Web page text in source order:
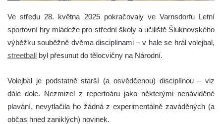
Ve středu 28. května 2025 pokračovaly ve Varnsdorfu Letní
sportovní hry mládeže pro střední školy a učiliště Šluknovského
výběžku souběžně dvěma disciplínami – v hale se hrál volejbal,
streetball byl přesunut do tělocvičny na Národní.
Volejbal je podstatně starší (a osvědčenou) disciplínou – viz
dále dole. Nezmizel z repertoáru jako některými nenáviděné
plavání, nevytlačila ho žádná z experimentálně zaváděných (a
občas hned zaniklých) novinek.